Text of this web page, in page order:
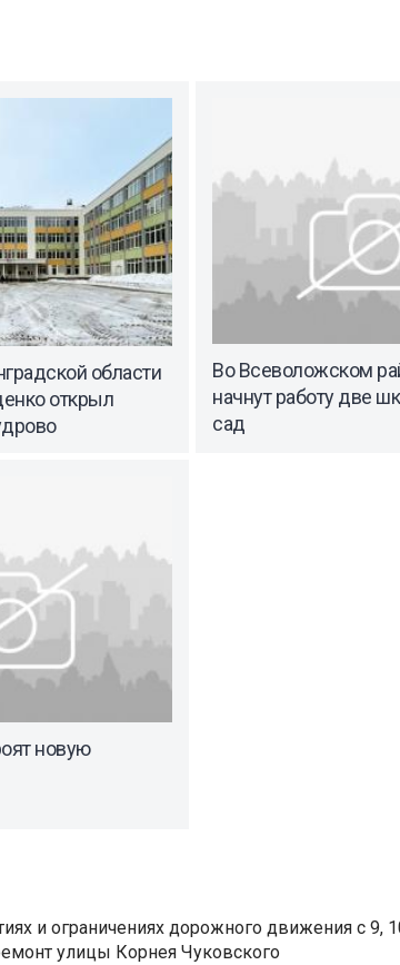
области
открыл
Во Всеволожском
начнут работу две
сад
новую
и ограничениях дорожного движения с 9,
улицы Корнея Чуковского